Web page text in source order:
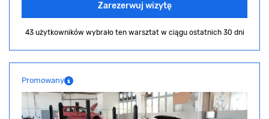
Zarezerwuj wizytę
43 użytkowników wybrało ten warsztat w ciągu ostatnich 30 dni
Promowany